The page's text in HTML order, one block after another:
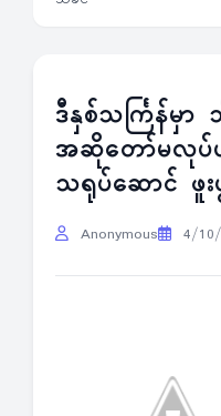
ဒီနှစ်သင်္ကြန်မှာ
အဆိုတော်မလုပ်
သရုပ်ဆောင် ဖူ
Anonymous 4/